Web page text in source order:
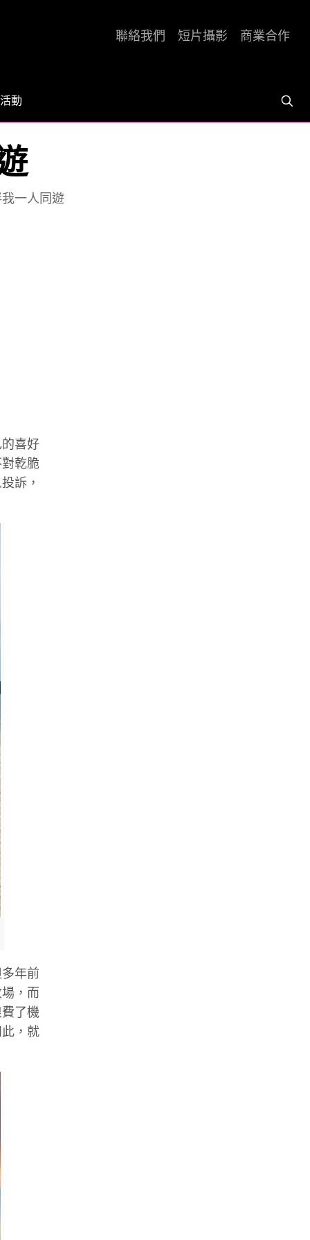
活動
聯絡我們 短片攝影 商業合作
一人同遊
喜好
乾脆
訴，
年前
，而
了機
，就